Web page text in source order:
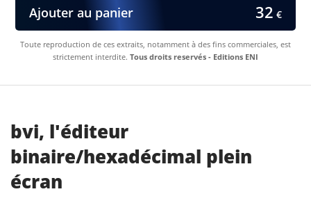
Ajouter au panier 32 €
Toute reproduction de ces extraits, notamment à des fins commerciales, est
strictement interdite. Tous droits reservés - Editions ENI
bvi, l'éditeur
binaire/hexadécimal plein
écran